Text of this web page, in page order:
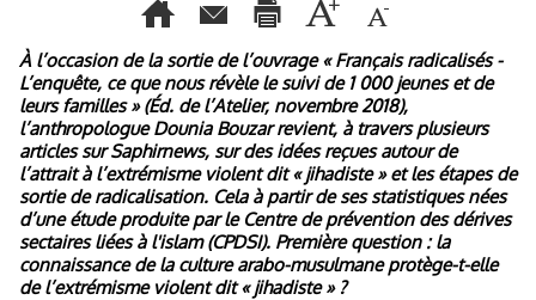
À l’occasion de la sortie de l’ouvrage « Français radicalisés -
L’enquête, ce que nous révèle le suivi de 1 000 jeunes et de
leurs familles » (Éd. de l’Atelier, novembre 2018),
l’anthropologue Dounia Bouzar revient, à travers plusieurs
articles sur Saphirnews, sur des idées reçues autour de
l’attrait à l’extrémisme violent dit « jihadiste » et les étapes de
sortie de radicalisation. Cela à partir de ses statistiques nées
d’une étude produite par le Centre de prévention des dérives
sectaires liées à l'islam (CPDSI). Première question : la
connaissance de la culture arabo-musulmane protège-t-elle
de l’extrémisme violent dit « jihadiste » ?